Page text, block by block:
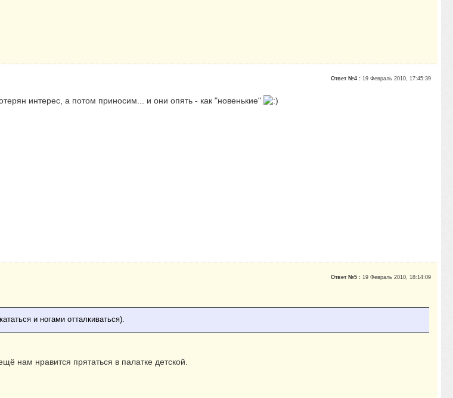
Ответ №4 :19 Февраль 2010, 17:45:39
интерес, а потом приносим... и они опять - как "новенькие"
Ответ №5 :19 Февраль 2010, 18:14:09
и ногами отталкиваться).
нам нравится прятаться в палатке детской.